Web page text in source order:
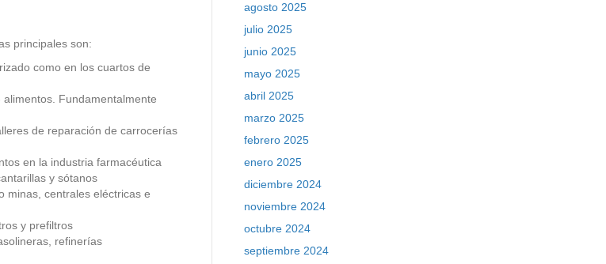
principales son:
como en los cuartos de
Fundamentalmente
de reparación de carrocerías
en la industria farmacéutica
y sótanos
minas, centrales eléctricas e
y prefiltros
refinerías
agosto 2025
julio 2025
junio 2025
mayo 2025
abril 2025
marzo 2025
febrero 2025
enero 2025
diciembre 2024
noviembre 2024
octubre 2024
septiembre 2024